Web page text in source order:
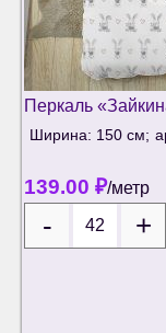
Перкаль
Ширина: 150 см;
139.00 ₽/метр